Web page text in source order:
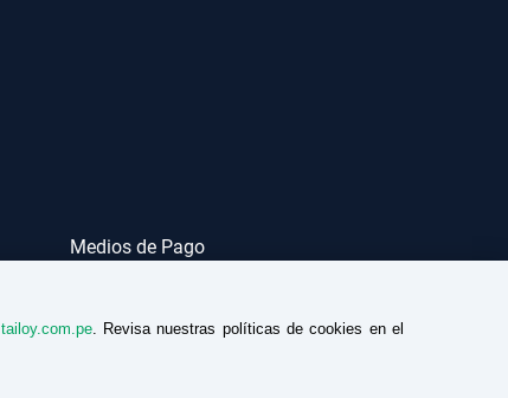
Medios de Pago
tailoy.com.pe. Revisa nuestras políticas de cookies en el